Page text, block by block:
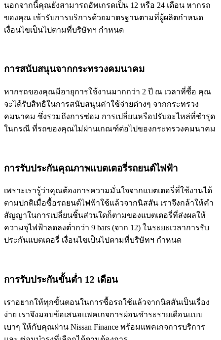
นอกจากนี้คุณยังสามารถอัพเกรดเป็น 12 หรือ 24 เดือน หากรถ
ของคุณ เข้ารับการบริการด้วยมาตรฐานตามที่ผู้ผลิตกำหนด
เงื่อนไขเป็นไปตามที่บริษัทฯ กำหนด
การสนับสนุนจากกระทรวงคมนาคม
หากรถของคุณมีอายุการใช้งานมากกว่า 2 ปี ณ เวลาที่ซื้อ คุณ
จะได้รับสิทธิในการสนับสนุนค่าใช้จ่ายต่างๆ จากกระทรวง
คมนาคม ซึ่งรวมถึงการซ่อม การเปลี่ยนหรือปรับอะไหล่ที่ชำรุด
ในกรณี ที่รถของคุณไม่ผ่านเกณฑ์ต่อไปของกระทรวงคมนาคม
การรับประกันคุณภาพแบตเตอรี่รถยนต์ไฟฟ้า
เพราะเรารู้ว่าคุณต้องการความมั่นใจจากแบตเตอรี่ที่ใช้งานได้
ตามปกติเมื่อซื้อรถยนต์ไฟฟ้าใช้แล้วจากนิสสัน เราจึงกล้าให้คำ
สัญญาในการเปลี่ยนชิ้นส่วนใดก็ตามของแบตเตอรี่ที่ส่งผลให้
ความจุไฟฟ้าลดลงต่ำกว่า 9 bars (จาก 12) ในระยะเวลาการรับ
ประกันแบตเตอรี่ เงื่อนไขเป็นไปตามที่บริษัทฯ กำหนด
การรับประกันขั้นต่ำ 12 เดือน
เราอยากให้ทุกขั้นตอนในการซื้อรถใช้แล้วจากนิสสันเป็นเรื่อง
ง่าย เราจึงมอบข้อเสนอแพคเกจการผ่อนชำระรายเดือนแบบ
เบาๆ ให้กับคุณผ่าน Nissan Finance พร้อมแพคเกจการบริการ